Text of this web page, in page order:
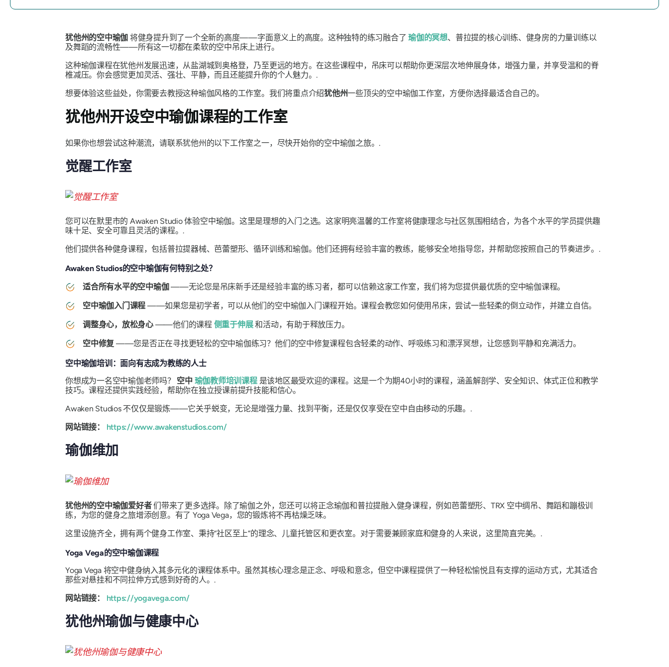
犹他州的空中瑜伽 将健身提升到了一个全新的高度——字面意义上的高度。这种独特的练习融合了瑜伽的冥想、普拉提的核心训练、健身房的力量训练以
及舞蹈的流畅性——所有这一切都在柔软的空中吊床上进行。
这种瑜伽课程在犹他州发展迅速，从盐湖城到奥格登，乃至更远的地方。在这些课程中，吊床可以帮助你更深层次地伸展身体，增强力量，并享受温和的脊
椎减压。你会感觉更加灵活、强壮、平静，而且还能提升你的个人魅力。.
想要体验这些益处，你需要去教授这种瑜伽风格的工作室。我们将重点介绍犹他州一些顶尖的空中瑜伽工作室，方便你选择最适合自己的。
犹他州开设空中瑜伽课程的工作室
如果你也想尝试这种潮流，请联系犹他州的以下工作室之一，尽快开始你的空中瑜伽之旅。.
觉醒工作室
您可以在默里市的 Awaken Studio 体验空中瑜伽。这里是理想的入门之选。这家明亮温馨的工作室将健康理念与社区氛围相结合，为各个水平的学员提供趣
味十足、安全可靠且灵活的课程。.
他们提供各种健身课程，包括普拉提器械、芭蕾塑形、循环训练和瑜伽。他们还拥有经验丰富的教练，能够安全地指导您，并帮助您按照自己的节奏进步。.
Awaken Studios的空中瑜伽有何特别之处？
适合所有水平的空中瑜伽 ——无论您是吊床新手还是经验丰富的练习者，都可以信赖这家工作室，我们将为您提供最优质的空中瑜伽课程。
空中瑜伽入门课程 ——如果您是初学者，可以从他们的空中瑜伽入门课程开始。课程会教您如何使用吊床，尝试一些轻柔的倒立动作，并建立自信。
调整身心，放松身心——他们的课程 侧重于伸展和活动，有助于释放压力。
空中修复 ——您是否正在寻找更轻松的空中瑜伽练习？他们的空中修复课程包含轻柔的动作、呼吸练习和漂浮冥想，让您感到平静和充满活力。
空中瑜伽培训：面向有志成为教练的人士
你想成为一名空中瑜伽老师吗？ 空中 瑜伽教师培训课程是该地区最受欢迎的课程。这是一个为期40小时的课程，涵盖解剖学、安全知识、体式正位和教学
技巧。课程还提供实践经验，帮助你在独立授课前提升技能和信心。
Awaken Studios 不仅仅是锻炼——它关乎蜕变，无论是增强力量、找到平衡，还是仅仅享受在空中自由移动的乐趣。.
网站链接：
https://www.awakenstudios.com/
瑜伽维加
犹他州的空中瑜伽爱好者们带来了更多选择。除了瑜伽之外，您还可以将正念瑜伽和普拉提融入健身课程，例如芭蕾塑形、TRX 空中绸吊、舞蹈和蹦极训
练，为您的健身之旅增添创意。有了 Yoga Vega，您的锻炼将不再枯燥乏味。
这里设施齐全，拥有两个健身工作室、秉持“社区至上”的理念、儿童托管区和更衣室。对于需要兼顾家庭和健身的人来说，这里简直完美。.
Yoga Vega的空中瑜伽课程
Yoga Vega 将空中健身纳入其多元化的课程体系中。虽然其核心理念是正念、呼吸和意念，但空中课程提供了一种轻松愉悦且有支撑的运动方式，尤其适合
那些对悬挂和不同拉伸方式感到好奇的人。.
网站链接：
https://yogavega.com/
犹他州瑜伽与健康中心